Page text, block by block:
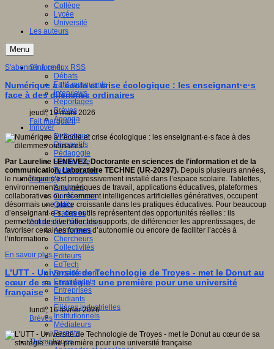
Collège
Lycée
Université
Les auteurs
Menu
S'informer
Débats
Faits marquants
Interviews
Reportages
Brèves
Agenda
Innover
Didactique
Dispositifs
Pédagogie
Recherche
Technologies
Savoir(s)
Analyses
Conférences
Outils
Pratiques
Acteurs de l'éducation
Animateurs
Chercheurs
Collectivités
Editeurs
EdTech
Encadrement
Enseignants
Entreprises
Etudiants
Filières industrielles
Institutionnels
Médiateurs
Parents
Thématiques
S'abonner à ce flux RSS
Numérique à l’école et crise écologique : les enseignant·e·s
face à des dilemmes ordinaires
jeudi, 19 mars 2026
Fait marquant
Par Laureline LENEVEZ, Doctorante en sciences de l'information et de la
communication, Laboratoire TECHNE (UR-20297). Depuis plusieurs années,
le numérique s’est progressivement installé dans l’espace scolaire. Tablettes,
environnements numériques de travail, applications éducatives, plateformes
collaboratives ou récemment intelligences artificielles génératives, occupent
désormais une place croissante dans les pratiques éducatives. Pour beaucoup
d’enseignant·e·s, ces outils représentent des opportunités réelles : ils
permettent de diversifier les supports, de différencier les apprentissages, de
favoriser certaines formes d’autonomie ou encore de faciliter l’accès à
l’information.
En savoir plus...
L’UTT - Université de Technologie de Troyes - met le Donut au
cœur de sa stratégie : une première pour une université
française
lundi, 16 février 2026
Brèves